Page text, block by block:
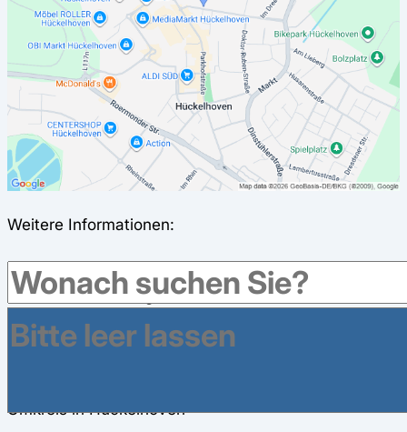
Weitere Informationen:
Folgende Zeitfenster bieten wir nach
Terminvereinbarung an: Mittwoch 08.00 Uhr bis
13.00 Uhr Donnerstag 16.00 Uhr bis 18.00 Uhr
Freitag 08.00 Uhr bis 13.00 Uhr
Umkreis in Hückelhoven